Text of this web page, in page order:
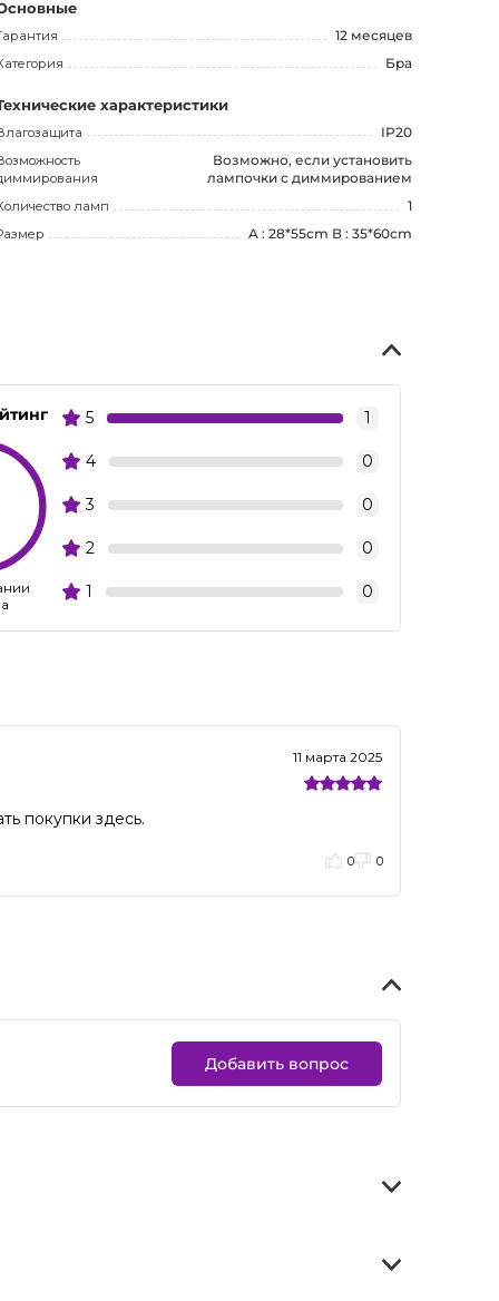
12 месяцев
Бра
характеристики
IP20
Возможно, если установить
лампочки с диммированием
ламп
1
A : 28*55cm В : 35*60cm
5 1
4 0
3 0
2 0
1 0
11 марта 2025
покупки здесь.
0 0
Добавить вопрос